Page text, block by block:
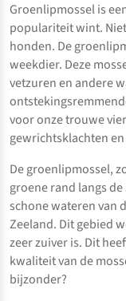
Groenlipmossel is
populariteit wint.
honden. De
weekdier. Deze
vetzuren en andere
voor onze trouwe
gewrichtsklachten
De groenlipmossel,
groene rand langs
schone wateren van
Zeeland. Dit gebied
zeer zuiver is. Dit
kwaliteit van de
bijzonder?